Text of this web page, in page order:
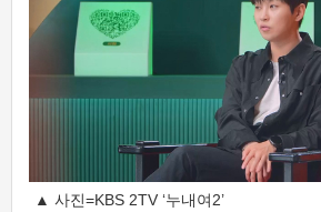
▲ 사진=KBS 2TV ‘누내여2’